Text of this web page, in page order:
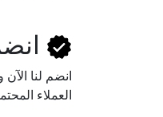
انضم لنا
العملاء